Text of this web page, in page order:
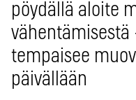
pöydällä aloite
vähentämisestä
tempaisee
päivällään